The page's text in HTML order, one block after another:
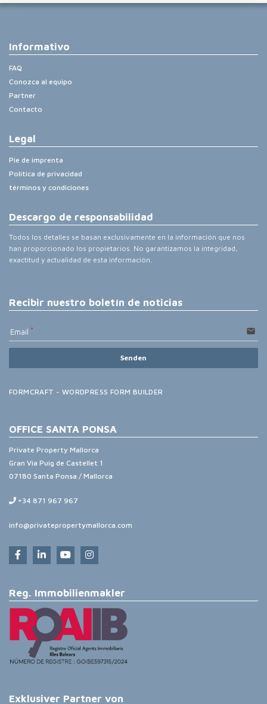
Informativo
FAQ
Conozca al equipo
Partner
Contacto
Legal
Pie de imprenta
Política de privacidad
términos y condiciones
Descargo de responsabilidad
Todos los detalles se basan exclusivamente en la información que nos
han proporcionado los propietarios. No garantizamos la integridad,
exactitud y actualidad de esta información.
Recibir nuestro boletín de noticias
Email email
Senden
FORMCRAFT - WORDPRESS FORM BUILDER
OFFICE SANTA PONSA
Private Property Mallorca
Gran Via Puig de Castellet 1
07180 Santa Ponsa / Mallorca
+34 871 967 967
info@privatepropertymallorca.com
Reg. Immobilienmakler
Exklusiver Partner von